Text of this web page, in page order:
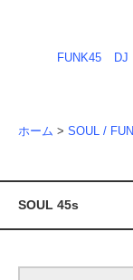
FUNK45 DJ
ホーム > SOUL /
SOUL 45s